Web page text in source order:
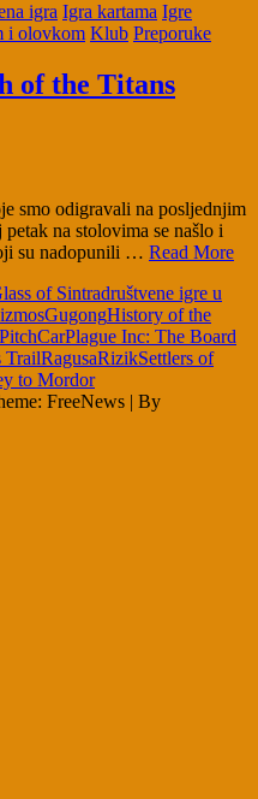
igra Igra kartama Igre
i olovkom Klub Preporuke
of the Titans
smo odigravali na posljednjim
na stolovima se našlo i
su nadopunili … Read More
of Sintradruštvene igre u
GugongHistory of the
PitchCarPlague Inc: The Board
TrailRagusaRizikSettlers of
to Mordor
FreeNews | By